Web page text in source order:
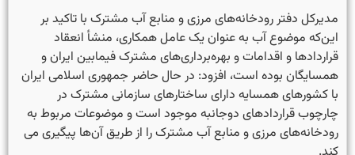
مدیرکل دفتر رودخانه‌های مرزی و منابع آب مشترک با تاکید بر
این‌که موضوع آب به عنوان یک عامل همکاری، منشأ انعقاد
قراردادها و اقدامات و بهره‌برداری‌های مشترک فیمابین ایران و
همسایگان بوده است، افزود: در حال حاضر جمهوری اسلامی ایران
با کشورهای همسایه دارای ساختارهای سازمانی مشترک در
چارچوب قراردادهای دوجانبه موجود است و موضوعات مربوط به
رودخانه‌های مرزی و منابع آب مشترک را از طریق آن‌ها پیگیری می­‌